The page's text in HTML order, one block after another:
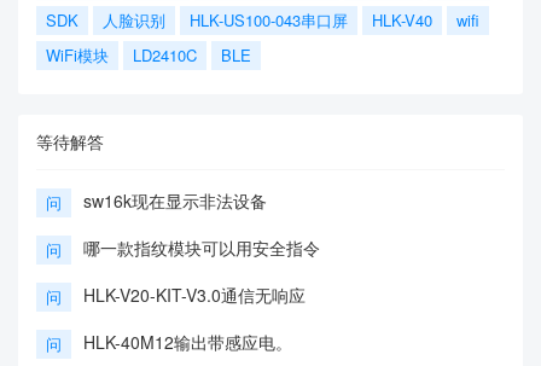
SDK
人脸识别 HLK-US100-043串口屏 HLK-V40
wifi
WiFi模块
LD2410C BLE
等待解答
问 sw16k现在显示非法设备
问 哪一款指纹模块可以用安全指令
问 HLK-V20-KIT-V3.0通信无响应
问 HLK-40M12输出带感应电。